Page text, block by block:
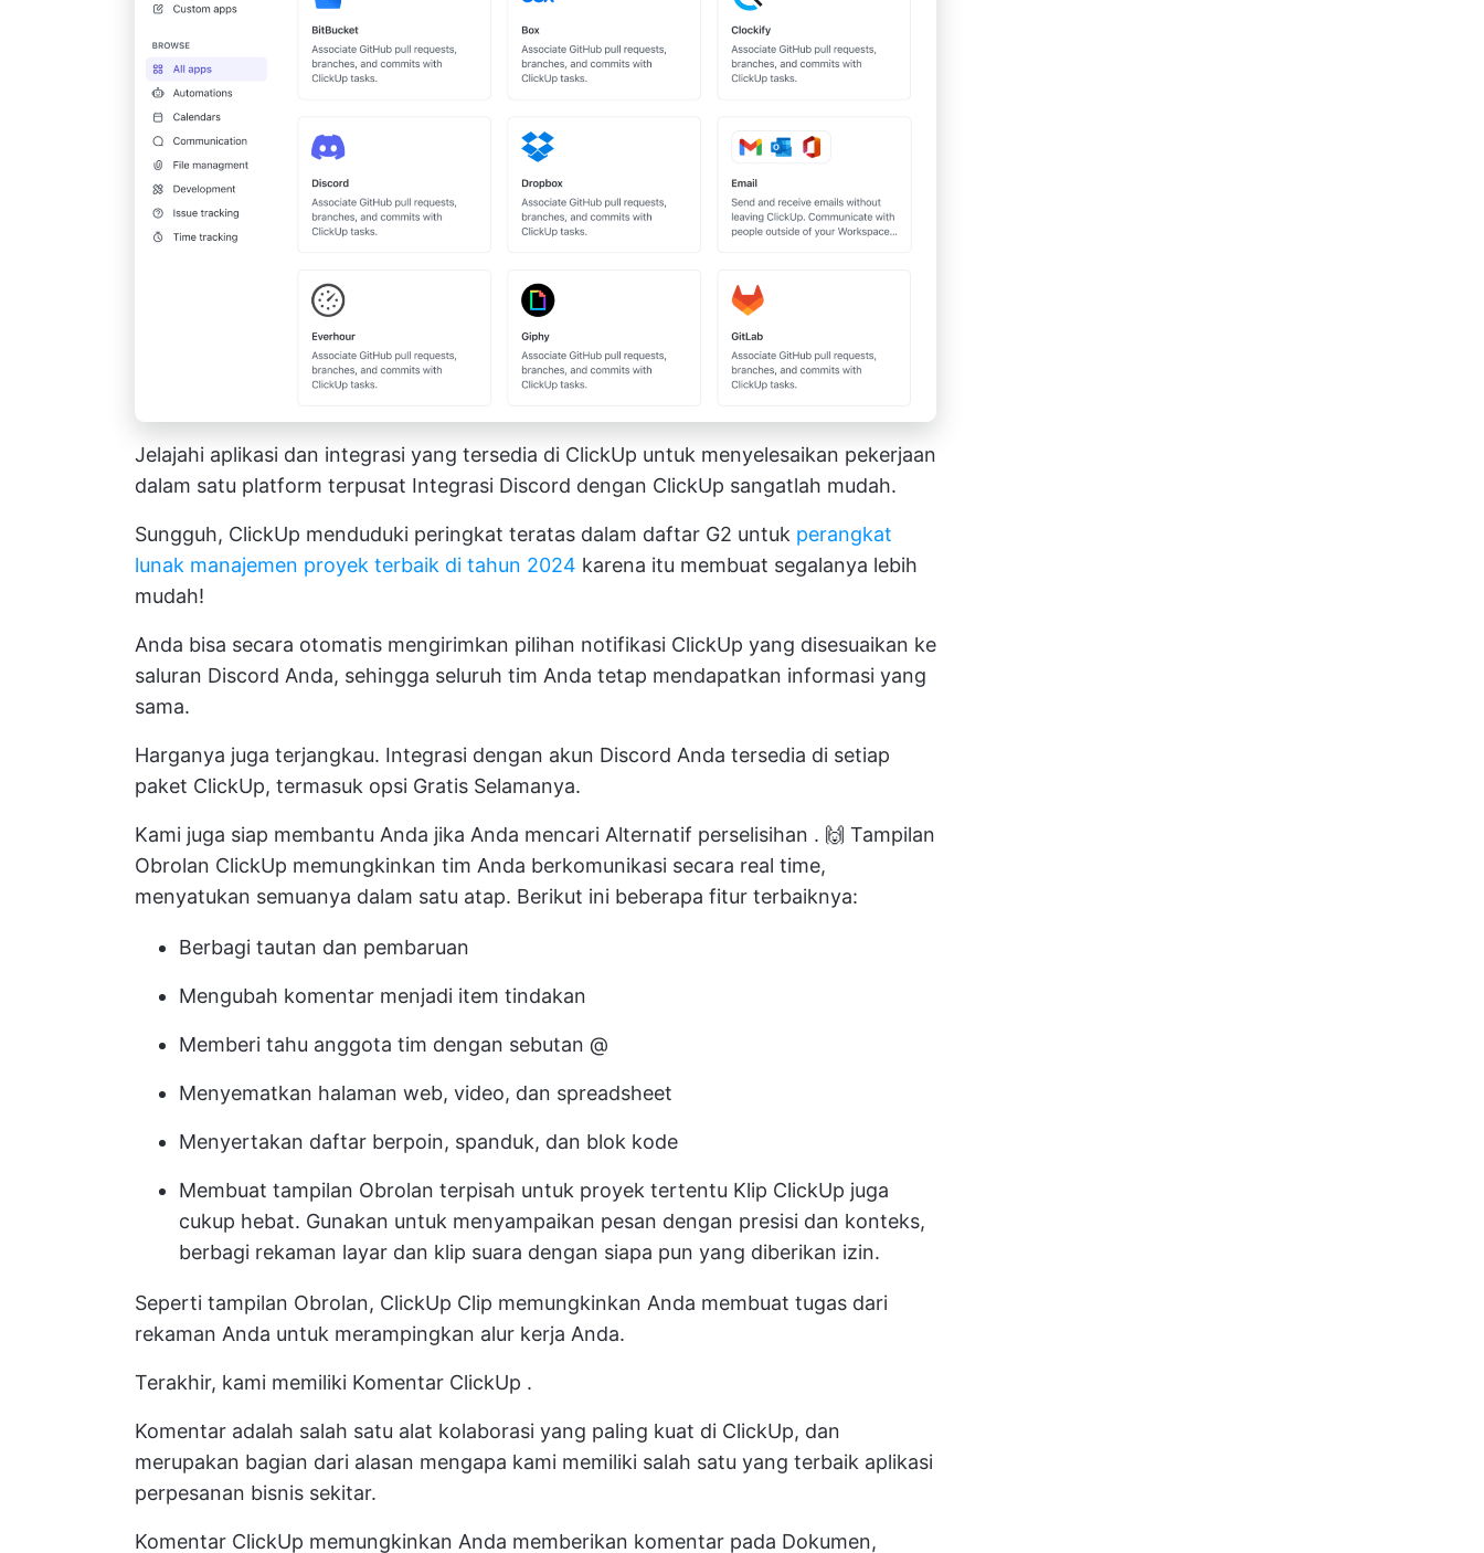
Jelajahi aplikasi dan integrasi yang tersedia di ClickUp untuk menyelesaikan pekerjaan
dalam satu platform terpusat Integrasi Discord dengan ClickUp sangatlah mudah.
Sungguh, ClickUp menduduki peringkat teratas dalam daftar G2 untuk perangkat
lunak manajemen proyek terbaik di tahun 2024 karena itu membuat segalanya lebih
mudah!
Anda bisa secara otomatis mengirimkan pilihan notifikasi ClickUp yang disesuaikan ke
saluran Discord Anda, sehingga seluruh tim Anda tetap mendapatkan informasi yang
sama.
Harganya juga terjangkau. Integrasi dengan akun Discord Anda tersedia di setiap
paket ClickUp, termasuk opsi Gratis Selamanya.
Kami juga siap membantu Anda jika Anda mencari Alternatif perselisihan . 🙌 Tampilan
Obrolan ClickUp memungkinkan tim Anda berkomunikasi secara real time,
menyatukan semuanya dalam satu atap. Berikut ini beberapa fitur terbaiknya:
Berbagi tautan dan pembaruan
Mengubah komentar menjadi item tindakan
Memberi tahu anggota tim dengan sebutan @
Menyematkan halaman web, video, dan spreadsheet
Menyertakan daftar berpoin, spanduk, dan blok kode
Membuat tampilan Obrolan terpisah untuk proyek tertentu Klip ClickUp juga
cukup hebat. Gunakan untuk menyampaikan pesan dengan presisi dan konteks,
berbagi rekaman layar dan klip suara dengan siapa pun yang diberikan izin.
Seperti tampilan Obrolan, ClickUp Clip memungkinkan Anda membuat tugas dari
rekaman Anda untuk merampingkan alur kerja Anda.
Terakhir, kami memiliki Komentar ClickUp .
Komentar adalah salah satu alat kolaborasi yang paling kuat di ClickUp, dan
merupakan bagian dari alasan mengapa kami memiliki salah satu yang terbaik aplikasi
perpesanan bisnis sekitar.
Komentar ClickUp memungkinkan Anda memberikan komentar pada Dokumen,